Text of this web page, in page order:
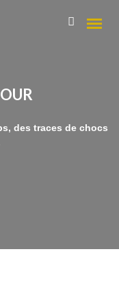
des traces de chocs